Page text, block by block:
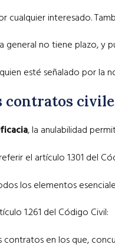
cualquier interesado.
no tiene plazo, y
esté señalado por
contratos
, la anulabilidad
el artículo 1.301 del
los elementos
1.261 del Código Civil:
en los que,